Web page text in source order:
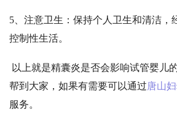
5、注意卫生：保持个人卫生和清洁，
控制性生活。
以上就是精囊炎是否会影响试管婴儿
帮到大家，如果有需要可以通过唐山
服务。